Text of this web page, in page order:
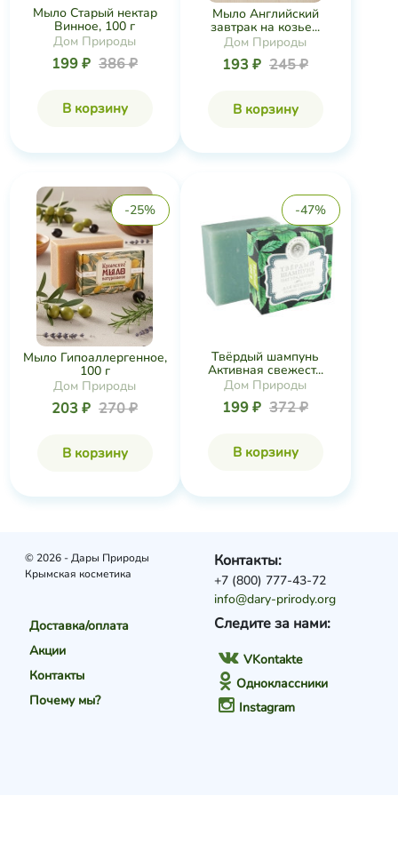
Мыло Старый нектар
Винное, 100 г
Дом Природы
199 ₽ 386 ₽
В корзину
Мыло Английский
завтрак на козье...
Дом Природы
193 ₽ 245 ₽
В корзину
-25%
Мыло Гипоаллергенное,
100 г
Дом Природы
203 ₽ 270 ₽
В корзину
-47%
Твёрдый шампунь
Активная свежест...
Дом Природы
199 ₽ 372 ₽
В корзину
© 2026 - Дары Природы
Крымская косметика
Доставка/оплата
Акции
Контакты
Почему мы?
Следите за нами:
VKontakte
Одноклассники
Instagram
Контакты:
+7 (800) 777-43-72
info@dary-prirody.org